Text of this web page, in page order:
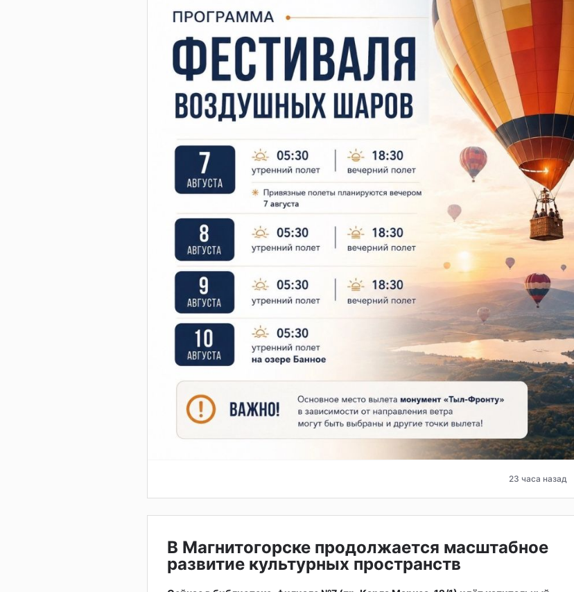
23 часа назад
В Магнитогорске продолжается масштабное
развитие культурных пространств